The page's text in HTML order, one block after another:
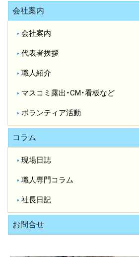
会社案内
会社案内
代表者挨拶
職人紹介
マスコミ露出・CM・看板など
ボランティア活動
コラム
現場日誌
職人専門コラム
社長日記
お問合せ